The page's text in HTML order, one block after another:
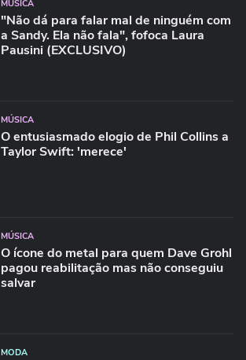
MÚSICA
"Não dá para falar mal de ninguém com
a Sandy. Ela não fala", fofoca Laura
Pausini (EXCLUSIVO)
MÚSICA
O entusiasmado elogio de Phil Collins a
Taylor Swift: 'merece'
MÚSICA
O ícone do metal para quem Dave Grohl
pagou reabilitação mas não conseguiu
salvar
MODA